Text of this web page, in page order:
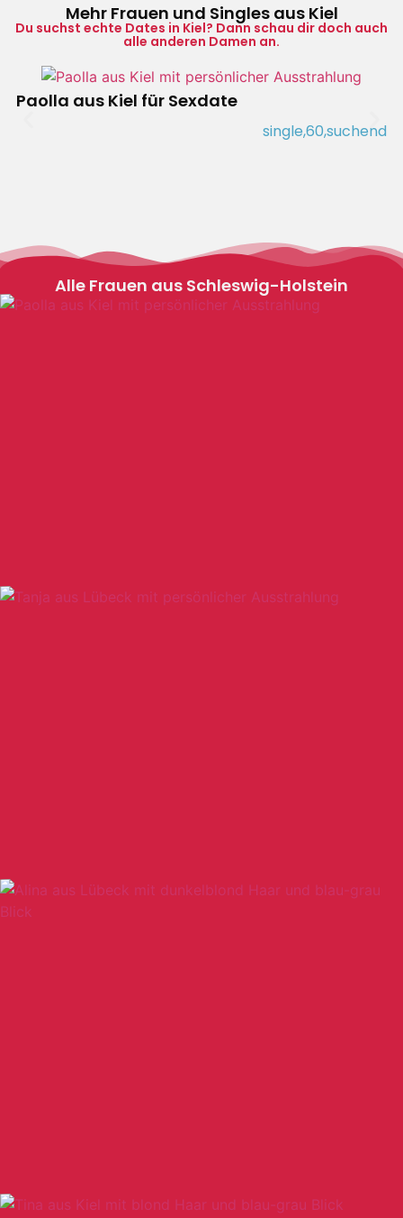
Mehr Frauen und Singles aus Kiel
Du suchst echte Dates in Kiel? Dann schau dir doch auch
alle anderen Damen an.
Paolla aus Kiel für Sexdate
suchend
60,
single,
Alle Frauen aus Schleswig-Holstein